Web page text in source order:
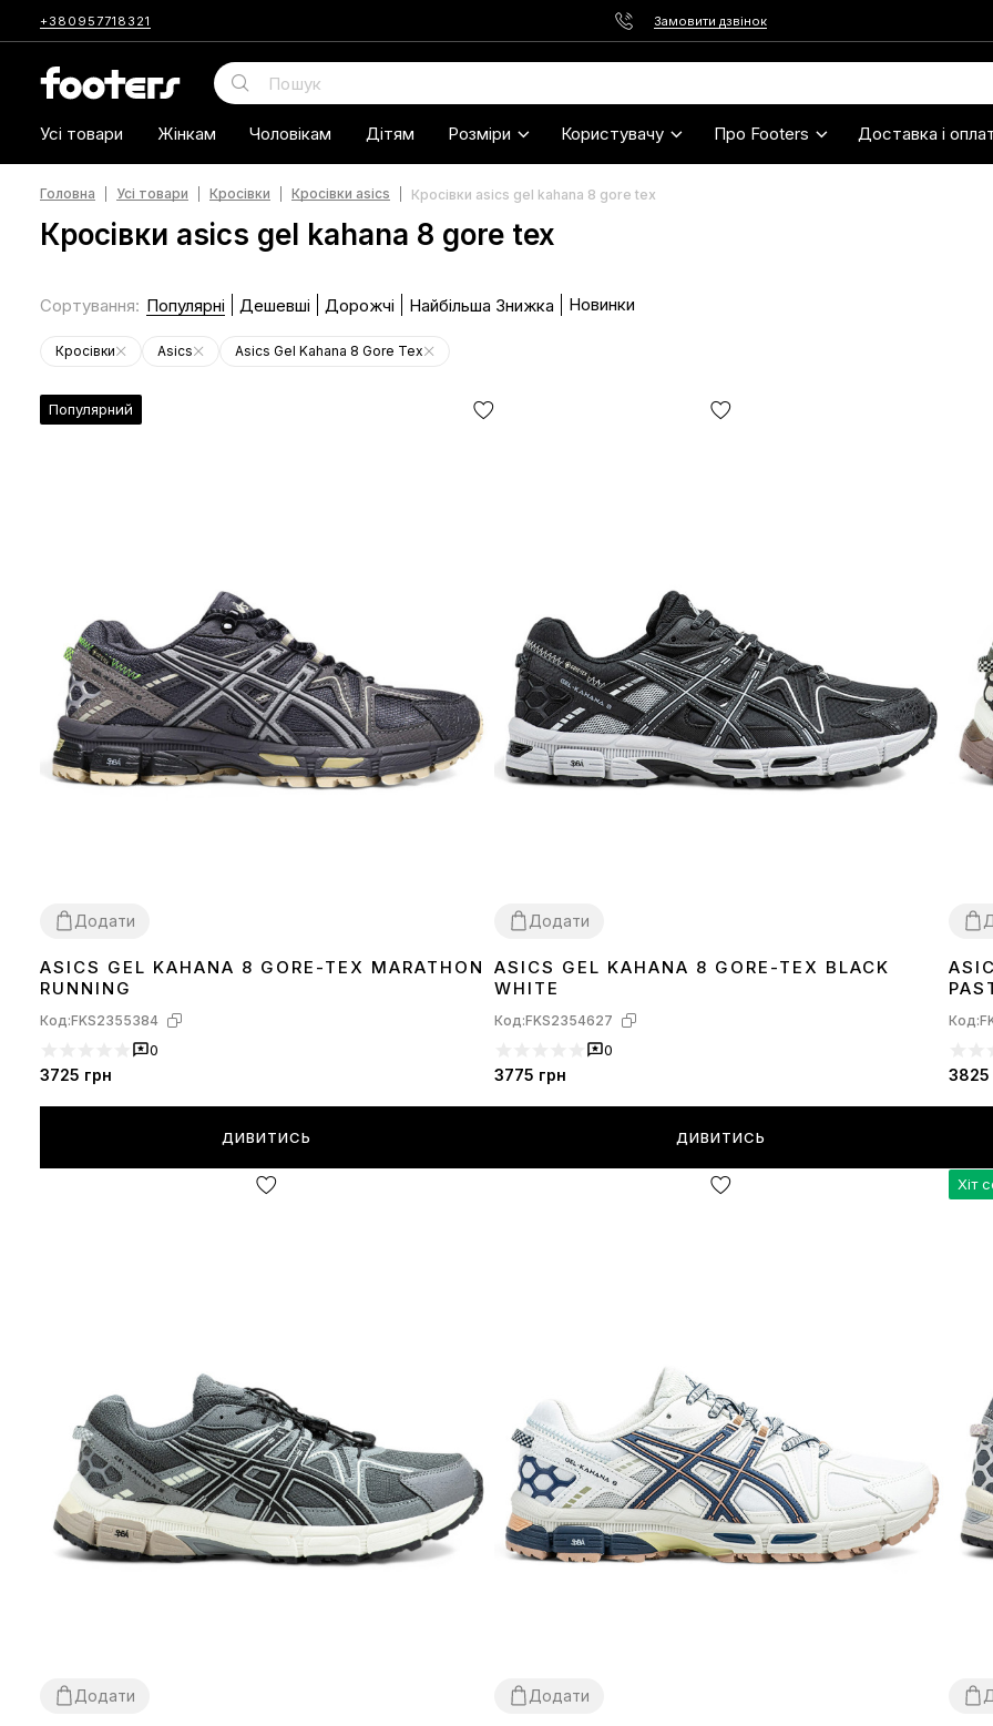
+380957718321 Замовити дзвінок
Усі товари Жінкам Чоловікам Дітям Розміри Користувачу Про Footers Доставка і
Головна Усі товари Кросівки Кросівки asics Кросівки asics gel kahana 8 gore tex
Кросівки asics gel kahana 8 gore tex
Сортування: Популярні Дешевші Дорожчі Найбільша Знижка Новинки
Кросівки Asics Asics Gel Kahana 8 Gore Tex
Популярний
Додати
41 4243 4445
ASICS GEL KAHANA 8 GORE-TEX MARATHON
RUNNING
Код:FKS2355384
0
3725 грн
ДИВИТИСЬ
Додати
40 4142 45
ASICS GEL KAHANA 8 GORE-TEX BLACK
WHITE
Код:FKS2354627
0
3775 грн
ДИВИТИСЬ
36
Код:
3825
Додати Додати
Хіт